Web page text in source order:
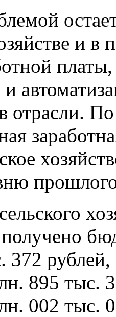
и в
и
отрасли.
рублей,
895 тыс.
002 тыс.